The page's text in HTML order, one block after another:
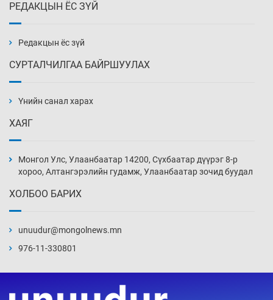
Өчигдөр 14 цаг 00 мин
нэмэгджээ
Өчигдөр 13 цаг 30 мин
Өчигдөр 13 цаг 00 мин
Өчигдөр 12 цаг 30 мин
РЕДАКЦЫН ЁС ЗҮЙ
Редакцын ёс зүй
СУРТАЛЧИЛГАА БАЙРШУУЛАХ
Үнийн санал харах
ХАЯГ
Монгол Улс, Улаанбаатар 14200, Сүхбаатар дүүрэг 8-р
хороо, Алтангэрэлийн гудамж, Улаанбаатар зочид буудал
ХОЛБОО БАРИХ
unuudur@mongolnews.mn
976-11-330801